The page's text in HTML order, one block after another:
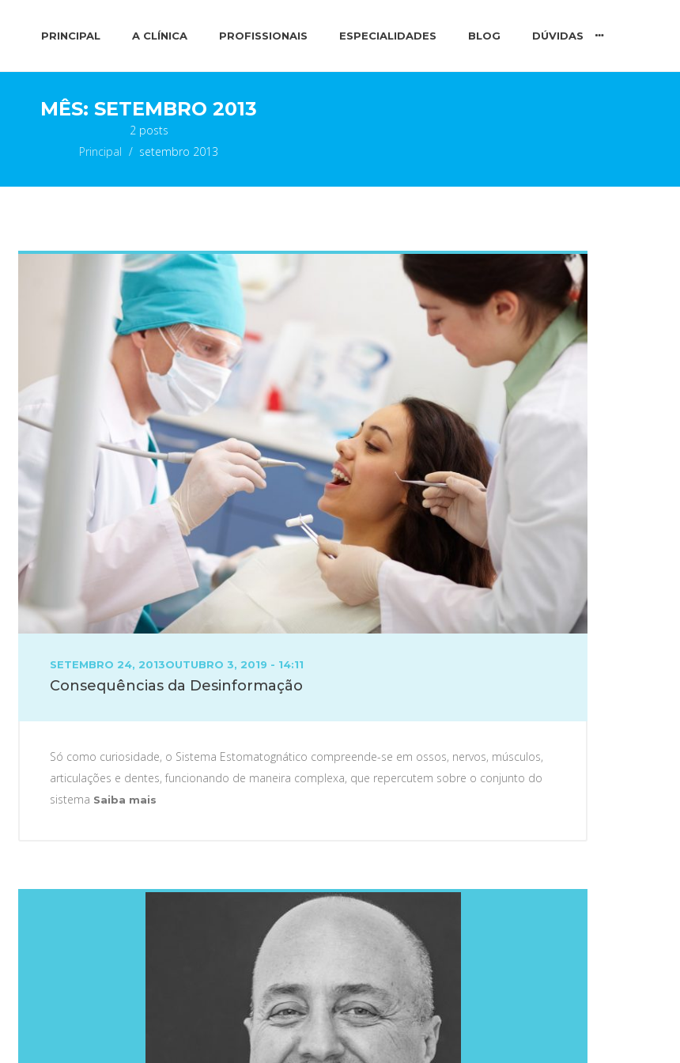
PRINCIPAL A CLÍNICA PROFISSIONAIS ESPECIALIDADES BLOG DÚVIDAS
MÊS: SETEMBRO 2013
2 posts
Principal
setembro 2013
POSTED
SETEMBRO 24, 2013OUTUBRO 3, 2019 - 14:11
Consequências da Desinformação
Só como curiosidade, o Sistema Estomatognático compreende-se em ossos, nervos, músculos,
articulações e dentes, funcionando de maneira complexa, que repercutem sobre o conjunto do
sistema Saiba mais